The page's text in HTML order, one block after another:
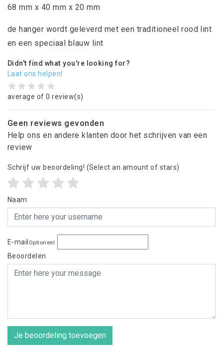
68 mm x 40 mm x 20 mm
de hanger wordt geleverd met een traditioneel rood lint
en een speciaal blauw lint
Didn't find what you're looking for?
Laat ons helpen!
average of 0 review(s)
Geen reviews gevonden
Help ons en andere klanten door het schrijven van een
review
Schrijf uw beoordeling! (Select an amount of stars)
Naam
E-mail Optioneel
Beoordelen
Je beoordeling toevoegen